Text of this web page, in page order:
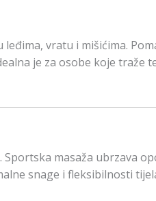
vratu i mišićima.
je za osobe koje traže
masaža ubrzava
snage i fleksibilnosti